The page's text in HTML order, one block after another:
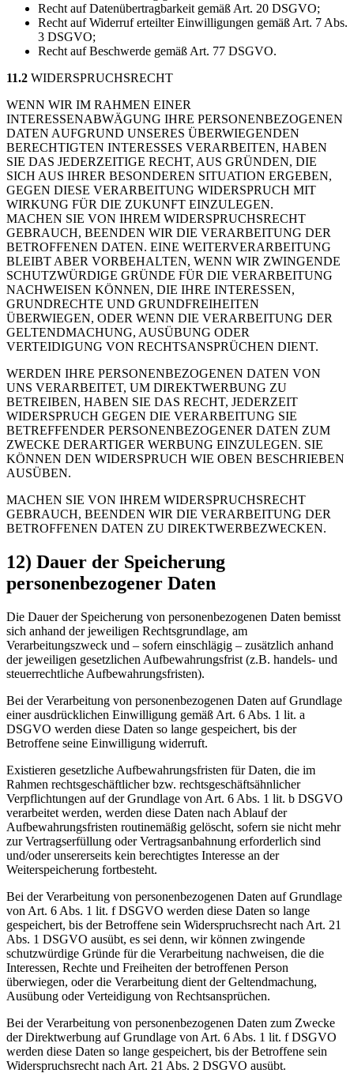
Recht auf Datenübertragbarkeit gemäß Art. 20 DSGVO;
Recht auf Widerruf erteilter Einwilligungen gemäß Art. 7 Abs.
3 DSGVO;
Recht auf Beschwerde gemäß Art. 77 DSGVO.
11.2 WIDERSPRUCHSRECHT
WENN WIR IM RAHMEN EINER
INTERESSENABWÄGUNG IHRE PERSONENBEZOGENEN
DATEN AUFGRUND UNSERES ÜBERWIEGENDEN
BERECHTIGTEN INTERESSES VERARBEITEN, HABEN
SIE DAS JEDERZEITIGE RECHT, AUS GRÜNDEN, DIE
SICH AUS IHRER BESONDEREN SITUATION ERGEBEN,
GEGEN DIESE VERARBEITUNG WIDERSPRUCH MIT
WIRKUNG FÜR DIE ZUKUNFT EINZULEGEN.
MACHEN SIE VON IHREM WIDERSPRUCHSRECHT
GEBRAUCH, BEENDEN WIR DIE VERARBEITUNG DER
BETROFFENEN DATEN. EINE WEITERVERARBEITUNG
BLEIBT ABER VORBEHALTEN, WENN WIR ZWINGENDE
SCHUTZWÜRDIGE GRÜNDE FÜR DIE VERARBEITUNG
NACHWEISEN KÖNNEN, DIE IHRE INTERESSEN,
GRUNDRECHTE UND GRUNDFREIHEITEN
ÜBERWIEGEN, ODER WENN DIE VERARBEITUNG DER
GELTENDMACHUNG, AUSÜBUNG ODER
VERTEIDIGUNG VON RECHTSANSPRÜCHEN DIENT.
WERDEN IHRE PERSONENBEZOGENEN DATEN VON
UNS VERARBEITET, UM DIREKTWERBUNG ZU
BETREIBEN, HABEN SIE DAS RECHT, JEDERZEIT
WIDERSPRUCH GEGEN DIE VERARBEITUNG SIE
BETREFFENDER PERSONENBEZOGENER DATEN ZUM
ZWECKE DERARTIGER WERBUNG EINZULEGEN. SIE
KÖNNEN DEN WIDERSPRUCH WIE OBEN BESCHRIEBEN
AUSÜBEN.
MACHEN SIE VON IHREM WIDERSPRUCHSRECHT
GEBRAUCH, BEENDEN WIR DIE VERARBEITUNG DER
BETROFFENEN DATEN ZU DIREKTWERBEZWECKEN.
12) Dauer der Speicherung
personenbezogener Daten
Die Dauer der Speicherung von personenbezogenen Daten bemisst
sich anhand der jeweiligen Rechtsgrundlage, am
Verarbeitungszweck und – sofern einschlägig – zusätzlich anhand
der jeweiligen gesetzlichen Aufbewahrungsfrist (z.B. handels- und
steuerrechtliche Aufbewahrungsfristen).
Bei der Verarbeitung von personenbezogenen Daten auf Grundlage
einer ausdrücklichen Einwilligung gemäß Art. 6 Abs. 1 lit. a
DSGVO werden diese Daten so lange gespeichert, bis der
Betroffene seine Einwilligung widerruft.
Existieren gesetzliche Aufbewahrungsfristen für Daten, die im
Rahmen rechtsgeschäftlicher bzw. rechtsgeschäftsähnlicher
Verpflichtungen auf der Grundlage von Art. 6 Abs. 1 lit. b DSGVO
verarbeitet werden, werden diese Daten nach Ablauf der
Aufbewahrungsfristen routinemäßig gelöscht, sofern sie nicht mehr
zur Vertragserfüllung oder Vertragsanbahnung erforderlich sind
und/oder unsererseits kein berechtigtes Interesse an der
Weiterspeicherung fortbesteht.
Bei der Verarbeitung von personenbezogenen Daten auf Grundlage
von Art. 6 Abs. 1 lit. f DSGVO werden diese Daten so lange
gespeichert, bis der Betroffene sein Widerspruchsrecht nach Art. 21
Abs. 1 DSGVO ausübt, es sei denn, wir können zwingende
schutzwürdige Gründe für die Verarbeitung nachweisen, die die
Interessen, Rechte und Freiheiten der betroffenen Person
überwiegen, oder die Verarbeitung dient der Geltendmachung,
Ausübung oder Verteidigung von Rechtsansprüchen.
Bei der Verarbeitung von personenbezogenen Daten zum Zwecke
der Direktwerbung auf Grundlage von Art. 6 Abs. 1 lit. f DSGVO
werden diese Daten so lange gespeichert, bis der Betroffene sein
Widerspruchsrecht nach Art. 21 Abs. 2 DSGVO ausübt.